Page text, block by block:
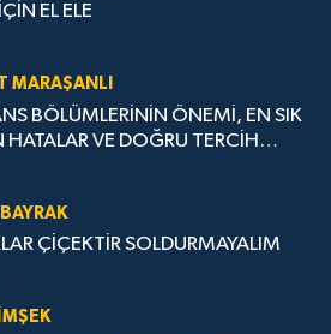
EL ELE
MARAŞANLI
BÖLÜMLERİNİN ÖNEMİ, EN SIK
HATALAR VE DOĞRU TERCİH
ÇİÇEKTİR SOLDURMAYALIM